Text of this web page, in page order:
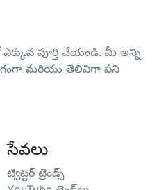
పూర్తి చేయండి. మీ అన్ని
మరియు తెలివిగా పని
సేవలు
ట్విట్టర్ ట్రెండ్స్